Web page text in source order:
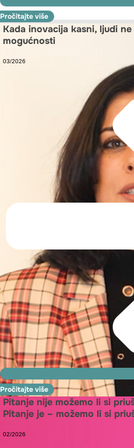
Pročitajte više
Kada inovacija kasni, ljudi
mogućnosti
03/2026
Pročitajte više
Pitanje nije možemo li si
Pitanje je – možemo li si
02/2026